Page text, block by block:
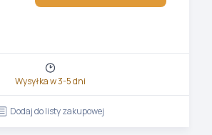
Wysyłka w 3-5 dni
Dodaj do listy zakupowej